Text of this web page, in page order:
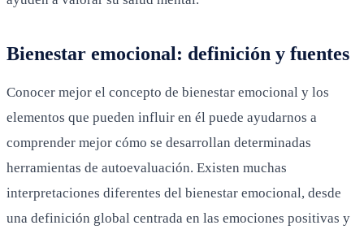
Bienestar emocional: definición y fuentes
Conocer mejor el concepto de bienestar emocional y los
elementos que pueden influir en él puede ayudarnos a
comprender mejor cómo se desarrollan determinadas
herramientas de autoevaluación. Existen muchas
interpretaciones diferentes del bienestar emocional, desde
una definición global centrada en las emociones positivas y